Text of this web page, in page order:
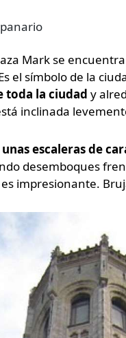
Mark se
el símbolo de la
toda la ciudad y
inclinada
unas escaleras de
desemboques
impresionante.